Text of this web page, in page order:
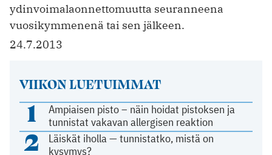
ydinvoimalaonnettomuutta seuranneena
vuosikymmenenä tai sen jälkeen.
24.7.2013
VIIKON LUETUIMMAT
1
Ampiaisen pisto – näin hoidat pistoksen ja
tunnistat vakavan allergisen reaktion
2
Läiskät iholla — tunnistatko, mistä on
kysymys?